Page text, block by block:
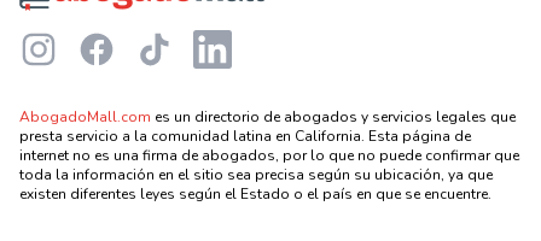
InstagramFacebookTikTok LinkedIn
AbogadoMall.com es un directorio de abogados y servicios legales que
presta servicio a la comunidad latina en California. Esta página de
internet no es una firma de abogados, por lo que no puede confirmar que
toda la información en el sitio sea precisa según su ubicación, ya que
existen diferentes leyes según el Estado o el país en que se encuentre.